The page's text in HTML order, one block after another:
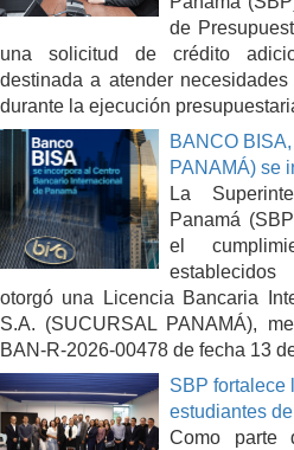
de
una solicitud de crédito
destinada a atender
durante la ejecución
BANCO
PANAMÁ) se
La
Panamá
el
otorgó una Licencia Bancaria
S.A. (SUCURSAL PANAMÁ),
BAN-R-2026-00478 de fecha 13
SBP fortalece
estudiantes
Como parte